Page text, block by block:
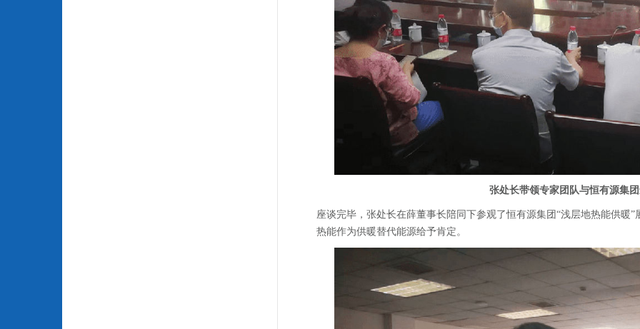
张处长带领专家团队与恒有源集
座谈完毕，张处长在薛董事长陪同下参观了恒有源集团“浅层地热能供暖
热能作为供暖替代能源给予肯定。